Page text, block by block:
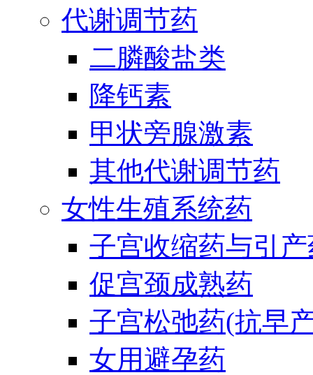
代谢调节药
二膦酸盐类
降钙素
甲状旁腺激素
其他代谢调节药
女性生殖系统药
子宫收缩药与引
促宫颈成熟药
子宫松弛药(抗早
女用避孕药